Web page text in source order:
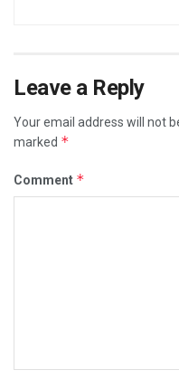
Leave a Reply
Your email address will not
marked *
Comment *